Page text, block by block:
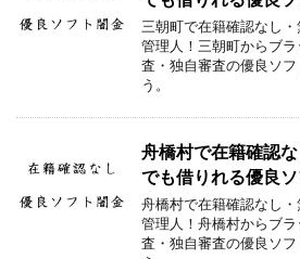
三朝町で在籍確認なし
管理人！三朝町からブ
査・独自審査の優良ソ
う。
舟橋村で在籍確認
でも借りれる優良
舟橋村で在籍確認なし
管理人！舟橋村からブ
査・独自審査の優良ソ